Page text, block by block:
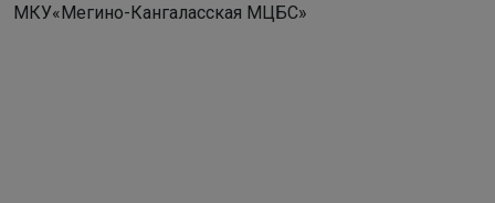
МКУ«Мегино-Кангаласская МЦБС»